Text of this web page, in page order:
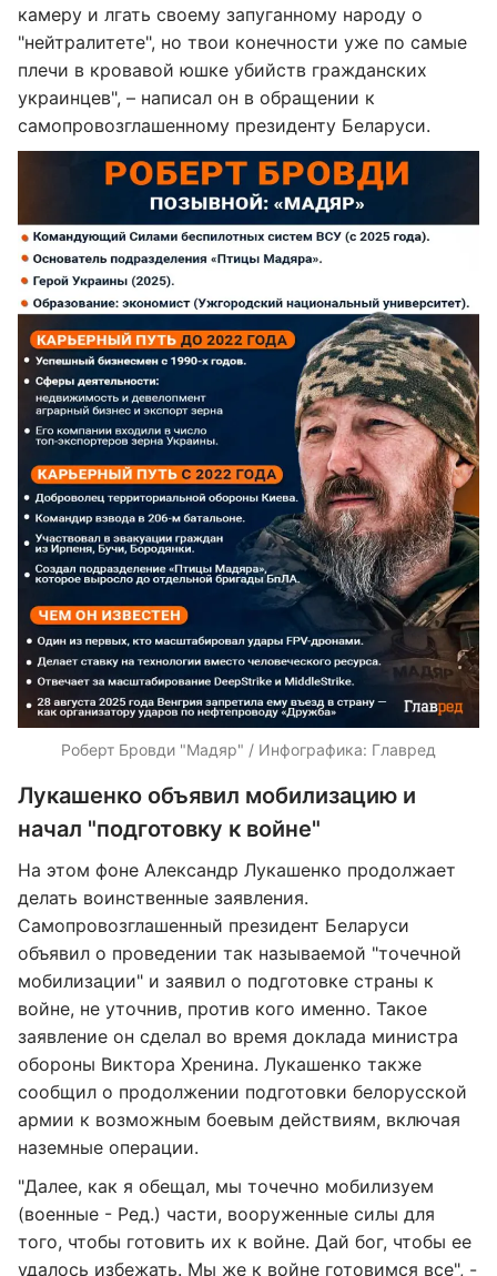
камеру и лгать своему запуганному народу о
"нейтралитете", но твои конечности уже по самые
плечи в кровавой юшке убийств гражданских
украинцев", – написал он в обращении к
самопровозглашенному президенту Беларуси.
Роберт Бровди "Мадяр" / Инфографика: Главред
Лукашенко объявил мобилизацию и
начал "подготовку к войне"
На этом фоне Александр Лукашенко продолжает
делать воинственные заявления.
Самопровозглашенный президент Беларуси
объявил о проведении так называемой "точечной
мобилизации" и заявил о подготовке страны к
войне, не уточнив, против кого именно. Такое
заявление он сделал во время доклада министра
обороны Виктора Хренина. Лукашенко также
сообщил о продолжении подготовки белорусской
армии к возможным боевым действиям, включая
наземные операции.
"Далее, как я обещал, мы точечно мобилизуем
(военные - Ред.) части, вооруженные силы для
того, чтобы готовить их к войне. Дай бог, чтобы ее
удалось избежать. Мы же к войне готовимся все", -